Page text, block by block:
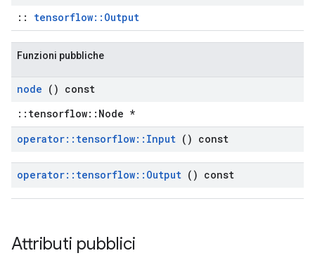
:: tensorflow::Output
Funzioni pubbliche
node () const
::tensorflow::Node *
operator:: tensorflow:: Input () const
operator:: tensorflow:: Output () const
Attributi pubblici